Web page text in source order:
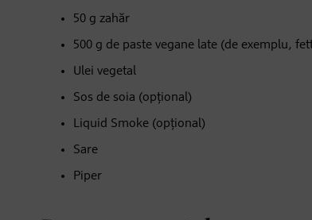
50 g zahăr
500 g de paste vegane late (de exemplu,
Ulei vegetal
Sos de soia (opțional)
Liquid Smoke (opțional)
Sare
Piper